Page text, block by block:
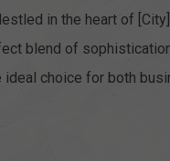
in the heart of
blend of
ideal choice for both